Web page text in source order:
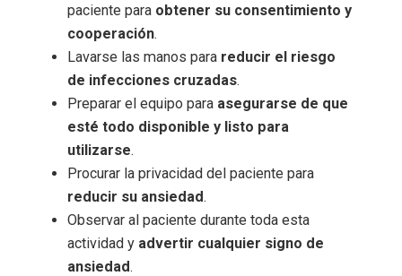
paciente para obtener su consentimiento y
cooperación.
Lavarse las manos para reducir el riesgo
de infecciones cruzadas.
Preparar el equipo para asegurarse de que
esté todo disponible y listo para
utilizarse.
Procurar la privacidad del paciente para
reducir su ansiedad.
Observar al paciente durante toda esta
actividad y advertir cualquier signo de
ansiedad.